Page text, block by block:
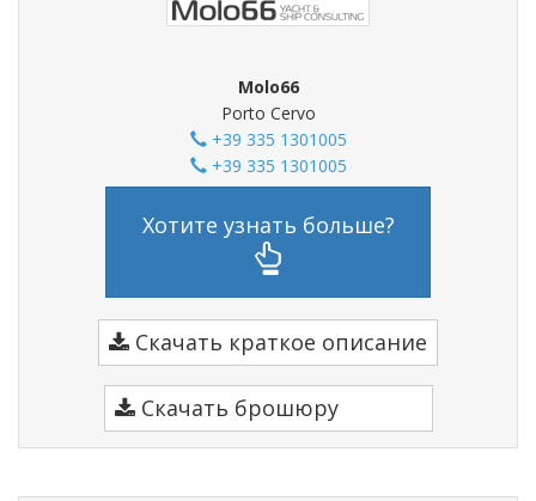
Molo66
Porto Cervo
+39 335 1301005
+39 335 1301005
Хотите узнать больше?
Скачать краткое описание
Скачать брошюру